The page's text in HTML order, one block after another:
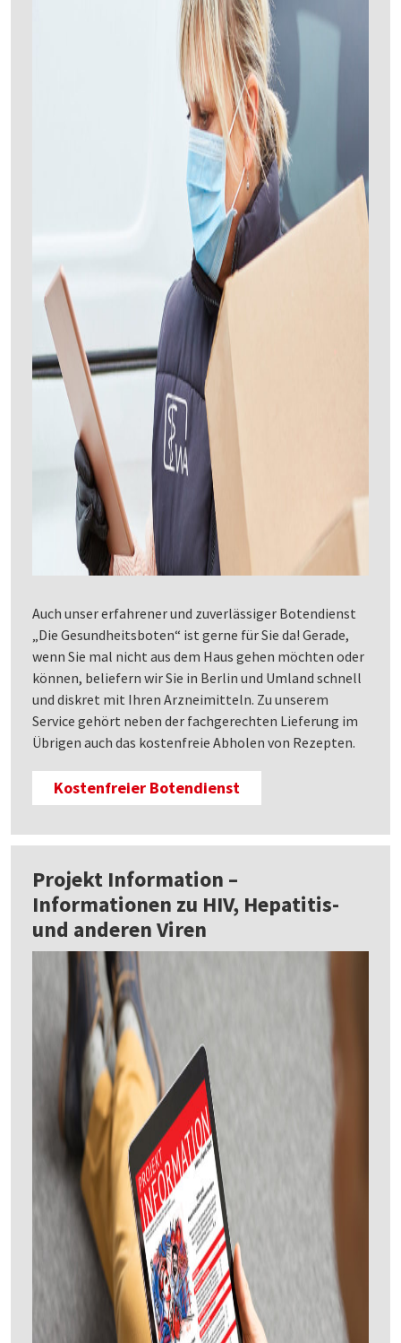
Auch unser erfahrener und zuverlässiger Botendienst
„Die Gesundheitsboten“ ist gerne für Sie da! Gerade,
wenn Sie mal nicht aus dem Haus gehen möchten oder
können, beliefern wir Sie in Berlin und Umland schnell
und diskret mit Ihren Arzneimitteln. Zu unserem
Service gehört neben der fachgerechten Lieferung im
Übrigen auch das kostenfreie Abholen von Rezepten.
Kostenfreier Botendienst
Projekt Information –
Informationen zu HIV, Hepatitis-
und anderen Viren